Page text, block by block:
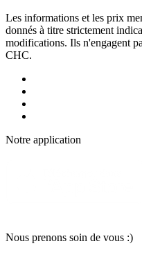
Les informations et les prix
donnés à titre strictement
modifications. Ils n'engagent
CHC.
Notre application
Nous prenons soin de vous :)